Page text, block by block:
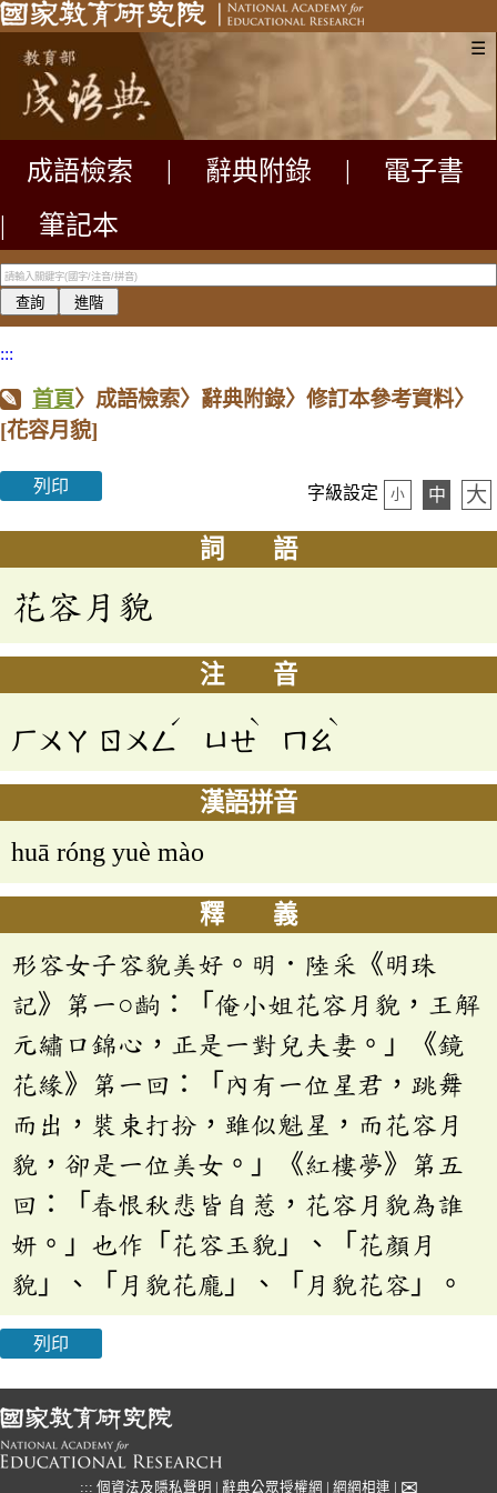
☰
成語檢索 辭典附錄
電子書
|
筆記本
:::
首頁〉成語檢索〉辭典附錄〉修訂本參考資料〉
[花容月貌]
列印 字級設定 小 中 大
詞 語
花容月貌
注 音
ㄏㄨㄚ ㄖㄨㄥ
ˊ
ㄩㄝ
ˋ
ㄇㄠ
ˋ
漢語拼音
huā róng yuè mào
釋 義
形容女子容貌美好。明．陸采《明珠
記》第一○齣：「俺小姐花容月貌，王解
元繡口錦心，正是一對兒夫妻。」《鏡
花緣》第一回：「內有一位星君，跳舞
而出，裝束打扮，雖似魁星，而花容月
貌，卻是一位美女。」《紅樓夢》第五
回：「春恨秋悲皆自惹，花容月貌為誰
妍。」也作「花容玉貌」、「花顏月
貌」、「月貌花龐」、「月貌花容」。
列印
::: 個資法及隱私聲明 辭典公眾授權網 網網相連